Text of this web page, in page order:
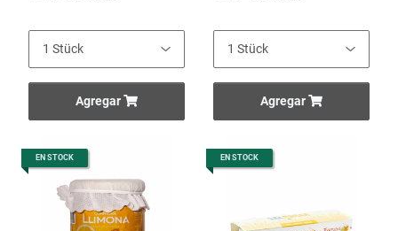
Agregar Agregar
EN STOCK EN STOCK